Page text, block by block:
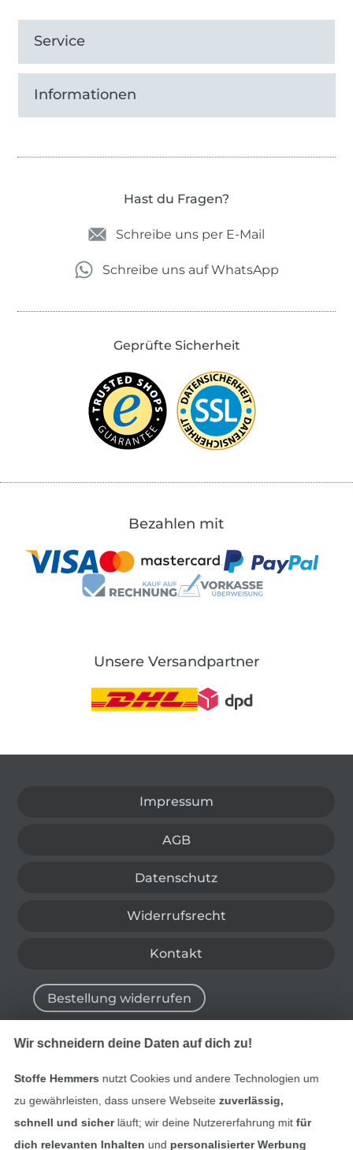
Service
Informationen
Hast du Fragen?
Schreibe uns per E-Mail
Schreibe uns auf WhatsApp
Geprüfte Sicherheit
Bezahlen mit
Unsere Versandpartner
Impressum
AGB
Datenschutz
Widerrufsrecht
Kontakt
Bestellung widerrufen
Wir schneidern deine Daten auf dich zu!
Stoffe Hemmers nutzt Cookies und andere Technologien um
zu gewährleisten, dass unsere Webseite zuverlässig,
schnell und sicherläuft; wir deine Nutzererfahrung mitfür
dich relevanten Inhalten und personalisierter Werbung